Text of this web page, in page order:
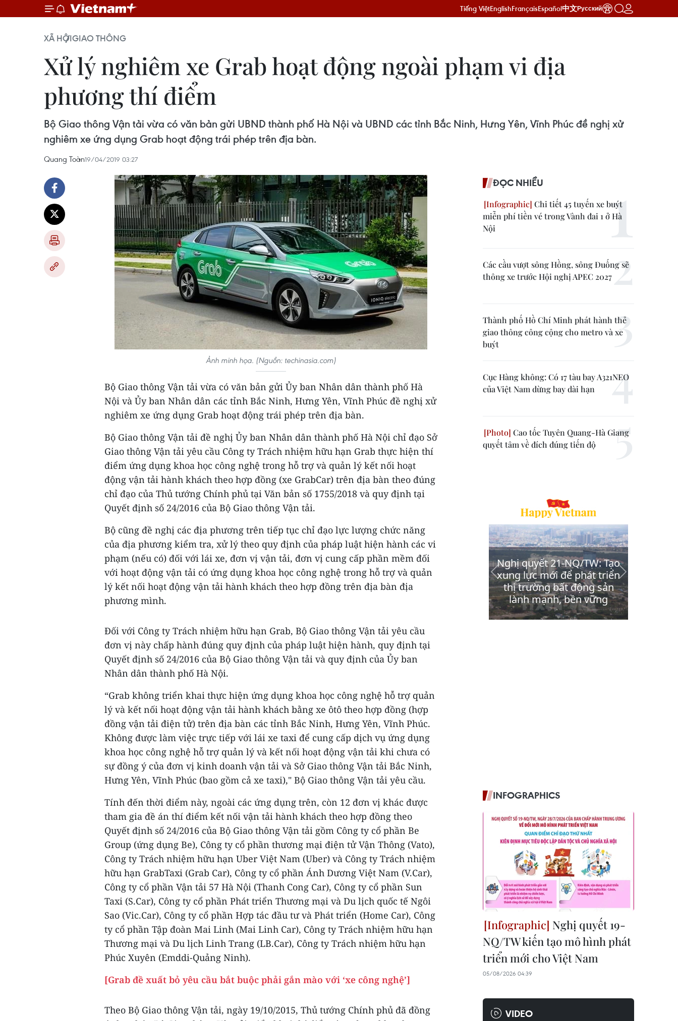
Tiếng ViệtEnglishFrançaisEspañol中文Русский
XÃ HỘIGIAO THÔNG
Xử lý nghiêm xe Grab hoạt động ngoài phạm vi địa
phương thí điểm
Bộ Giao thông Vận tải vừa có văn bản gửi UBND thành phố Hà Nội và UBND các tỉnh Bắc Ninh, Hưng Yên, Vĩnh Phúc đề nghị xử
nghiêm xe ứng dụng Grab hoạt động trái phép trên địa bàn.
Quang Toàn19/04/2019 03:27
Ảnh minh họa. (Nguồn: techinasia.com)
Bộ Giao thông Vận tải vừa có văn bản gửi Ủy ban Nhân dân thành phố Hà
Nội và Ủy ban Nhân dân các tỉnh Bắc Ninh, Hưng Yên, Vĩnh Phúc đề nghị xử
nghiêm xe ứng dụng Grab hoạt động trái phép trên địa bàn.
Bộ Giao thông Vận tải đề nghị Ủy ban Nhân dân thành phố Hà Nội chỉ đạo Sở
Giao thông Vận tải yêu cầu Công ty Trách nhiệm hữu hạn Grab thực hiện thí
điểm ứng dụng khoa học công nghệ trong hỗ trợ và quản lý kết nối hoạt
động vận tải hành khách theo hợp đồng (xe GrabCar) trên địa bàn theo đúng
chỉ đạo của Thủ tướng Chính phủ tại Văn bản số 1755/2018 và quy định tại
Quyết định số 24/2016 của Bộ Giao thông Vận tải.
Bộ cũng đề nghị các địa phương trên tiếp tục chỉ đạo lực lượng chức năng
của địa phương kiểm tra, xử lý theo quy định của pháp luật hiện hành các vi
phạm (nếu có) đối với lái xe, đơn vị vận tải, đơn vị cung cấp phần mềm đối
với hoạt động vận tải có ứng dụng khoa học công nghệ trong hỗ trợ và quản
lý kết nối hoạt động vận tải hành khách theo hợp đồng trên địa bàn địa
phương mình.
Đối với Công ty Trách nhiệm hữu hạn Grab, Bộ Giao thông Vận tải yêu cầu
đơn vị này chấp hành đúng quy định của pháp luật hiện hành, quy định tại
Quyết định số 24/2016 của Bộ Giao thông Vận tải và quy định của Ủy ban
Nhân dân thành phố Hà Nội.
“Grab không triển khai thực hiện ứng dụng khoa học công nghệ hỗ trợ quản
lý và kết nối hoạt động vận tải hành khách bằng xe ôtô theo hợp đồng (hợp
đồng vận tải điện tử) trên địa bàn các tỉnh Bắc Ninh, Hưng Yên, Vĩnh Phúc.
Không được làm việc trực tiếp với lái xe taxi để cung cấp dịch vụ ứng dụng
khoa học công nghệ hỗ trợ quản lý và kết nối hoạt động vận tải khi chưa có
sự đồng ý của đơn vị kinh doanh vận tải và Sở Giao thông Vận tải Bắc Ninh,
Hưng Yên, Vĩnh Phúc (bao gồm cả xe taxi)," Bộ Giao thông Vận tải yêu cầu.
Tính đến thời điểm này, ngoài các ứng dụng trên, còn 12 đơn vị khác được
tham gia đề án thí điểm kết nối vận tải hành khách theo hợp đồng theo
Quyết định số 24/2016 của Bộ Giao thông Vận tải gồm Công ty cổ phần Be
Group (ứng dụng Be), Công ty cổ phần thương mại điện tử Vận Thông (Vato),
Công ty Trách nhiệm hữu hạn Uber Việt Nam (Uber) và Công ty Trách nhiệm
hữu hạn GrabTaxi (Grab Car), Công ty cổ phần Ánh Dương Việt Nam (V.Car),
Công ty cổ phần Vận tải 57 Hà Nội (Thanh Cong Car), Công ty cổ phần Sun
Taxi (S.Car), Công ty cổ phần Phát triển Thương mại và Du lịch quốc tế Ngôi
Sao (Vic.Car), Công ty cổ phần Hợp tác đầu tư và Phát triển (Home Car), Công
ty cổ phần Tập đoàn Mai Linh (Mai Linh Car), Công ty Trách nhiệm hữu hạn
Thương mại và Du lịch Linh Trang (LB.Car), Công ty Trách nhiệm hữu hạn
Phúc Xuyên (Emddi-Quảng Ninh).
[Grab đề xuất bỏ yêu cầu bắt buộc phải gắn mào với ‘xe công nghệ’]
Theo Bộ Giao thông Vận tải, ngày 19/10/2015, Thủ tướng Chính phủ đã đồng
ĐỌC NHIỀU
Chi tiết 45 tuyến xe buýt
miễn phí tiền vé trong Vành đai 1 ở Hà
Nội
Các cầu vượt sông Hồng, sông Đuống sẽ
thông xe trước Hội nghị APEC 2027
Thành phố Hồ Chí Minh phát hành thẻ
giao thông công cộng cho metro và xe
buýt
Cục Hàng không: Có 17 tàu bay A321NEO
của Việt Nam dừng bay dài hạn
Cao tốc Tuyên Quang-Hà Giang
quyết tâm về đích đúng tiến độ
INFOGRAPHICS
Nghị quyết 19-
NQ/TW kiến tạo mô hình phát
triển mới cho Việt Nam
05/08/2026 04:39
VIDEO